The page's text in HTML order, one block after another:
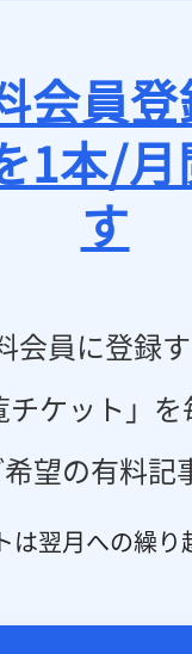
会員
1本/
す
会員に登録
ケット」
望の有料記
は翌月への繰り